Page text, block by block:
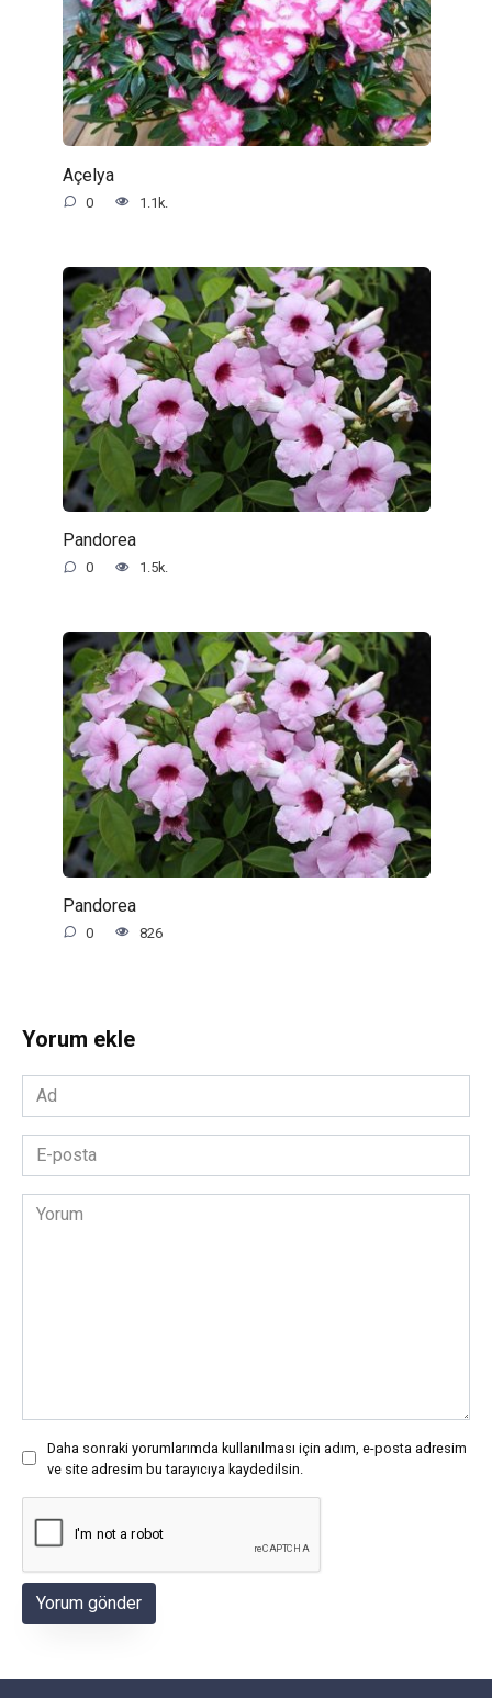
Açelya
0 1.1k.
Pandorea
0 1.5k.
Pandorea
0 826
Yorum ekle
Ad
*
posta
*Yorum
Daha sonraki yorumlarımda kullanılması için adım, e-posta adresim
ve site adresim bu tarayıcıya kaydedilsin.